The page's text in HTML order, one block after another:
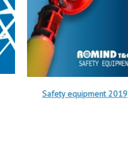
Safety equipment 2019